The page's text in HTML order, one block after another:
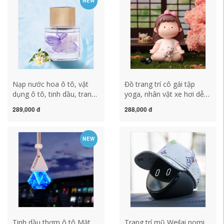
Nạp nước hoa ô tô, vật
dụng ô tô, tinh dầu, trang
cho nữ cao cấp, nước hoa
ghế văn phòng
289,000 đ
Đồ trang trí cô gái tập
yoga, nhân vật xe hơi dễ
phòng xe hơi, máy tính để
Quà tặng năm mới thảm
288,000 đ
NEW